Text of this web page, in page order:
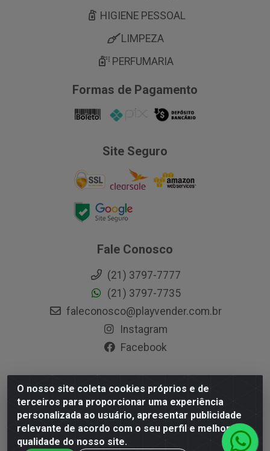
O nosso site coleta cookies próprios e de
terceiros para proporcionar uma experiência
personalizada ao usuário, apresentar publicidade
relevante de acordo com o seu perfil e melhorar a
qualidade do nosso site.
HIGIENE PESSOAL
LIMPEZA
PERFUMARIA
Formas de Pagamento
Site Seguro
Fale Conosco
(21) 3797-7777
(21) 3797-7735
faleconosco@playvender.com.br
Instagram
Facebook
Playvender Distribuidora - Avenida Ana Dantas, 183- Xerém -
Duque de Caxias / RJ - CEP 25250-415 - CNPJ
05.762.204/0001-83